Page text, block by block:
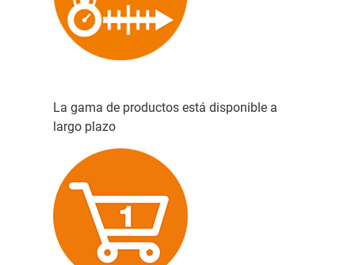
La gama de productos está disponible a
largo plazo